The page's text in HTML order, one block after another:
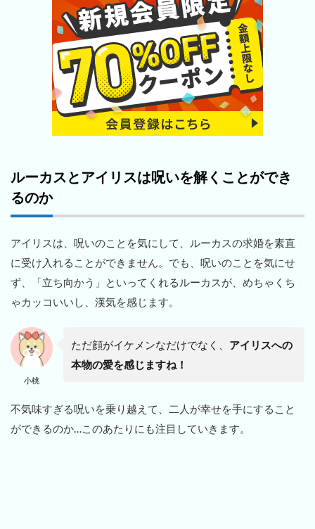
ルーカスとアイリスは呪いを解くことができ
るのか
アイリスは、呪いのことを気にして、ルーカスの求婚を素直
に受け入れることができません。でも、呪いのことを気にせ
ず、「立ち向かう」といってくれるルーカスが、めちゃくち
ゃカッコいいし、漢気を感じます。
小桃
ただ顔がイケメンなだけでなく、 アイリスへの
本物の愛を感じますね！
不気味すぎる呪いを乗り越えて、二人が幸せを手にすること
ができるのか…このあたりにも注目していきます。